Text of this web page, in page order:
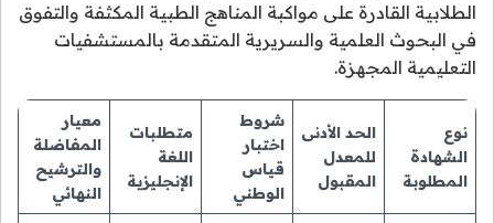
الطلابية القادرة على مواكبة المناهج الطبية المكثفة والتفوق
في البحوث العلمية والسريرية المتقدمة بالمستشفيات
التعليمية المجهزة.
نوع
الشهادة
المطلوبة
الحد الأدنى
للمعدل
المقبول
شروط
اختبار
قياس
الوطني
متطلبات
اللغة
الإنجليزية
معيار
المفاضلة
والترشيح
النهائي